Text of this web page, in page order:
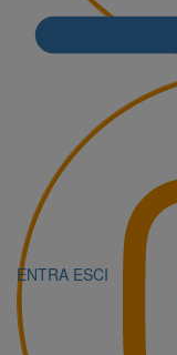
ENTRA ESCI